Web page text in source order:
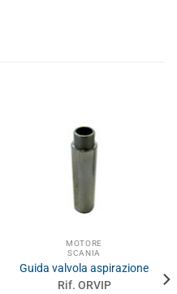
MOTORE
SCANIA
Guida valvola aspirazione
Rif. ORVIP